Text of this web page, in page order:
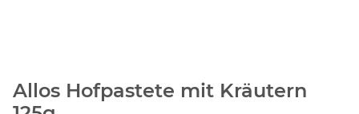
Allos Hofpastete mit Kräutern